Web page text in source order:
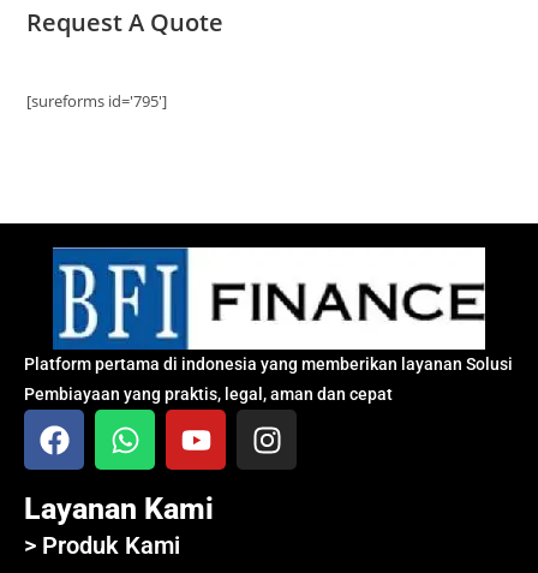
Request A Quote
[sureforms id='795']
Platform pertama di indonesia yang memberikan layanan Solusi
Pembiayaan yang praktis, legal, aman dan cepat
Layanan Kami
> Produk Kami